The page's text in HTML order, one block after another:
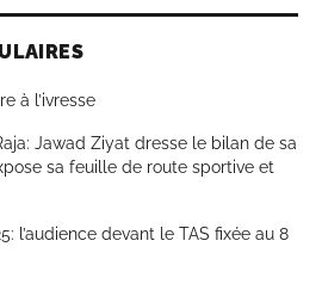
à l’ivresse
Jawad Ziyat dresse le bilan de sa
sa feuille de route sportive et
l’audience devant le TAS fixée au 8